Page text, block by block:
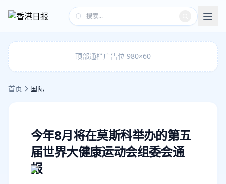
顶部通栏广告位 980×60
首页 国际
今年8月将在莫斯科举办的第五
届世界大健康运动会组委会通
报